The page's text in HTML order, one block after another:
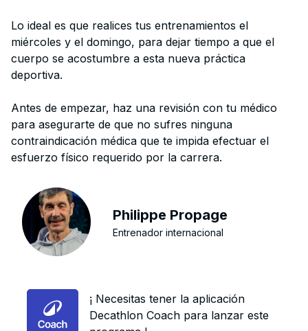
Lo ideal es que realices tus entrenamientos el
miércoles y el domingo, para dejar tiempo a que el
cuerpo se acostumbre a esta nueva práctica
deportiva.
Antes de empezar, haz una revisión con tu médico
para asegurarte de que no sufres ninguna
contraindicación médica que te impida efectuar el
esfuerzo físico requerido por la carrera.
Philippe Propage
Entrenador internacional
¡ Necesitas tener la aplicación
Decathlon Coach para lanzar este